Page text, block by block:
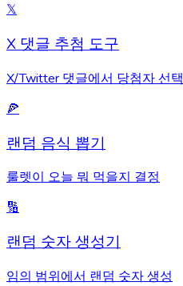
𝕏
X 댓글 추첨 도구
X/Twitter 댓글에서 당첨자 선택
🍕
랜덤 음식 뽑기
룰렛이 오늘 뭐 먹을지 결정
🔢
랜덤 숫자 생성기
임의 범위에서 랜덤 숫자 생성